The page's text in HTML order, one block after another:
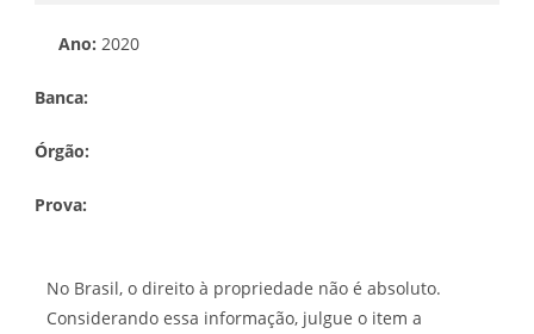
Ano: 2020
Banca:
Órgão:
Prova:
No Brasil, o direito à propriedade não é absoluto.
Considerando essa informação, julgue o item a